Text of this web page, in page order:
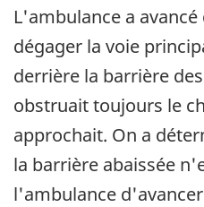
L'ambulance a
dégager la voie
derrière la barrière
obstruait toujours le
approchait. On a
la barrière abaissée
l'ambulance